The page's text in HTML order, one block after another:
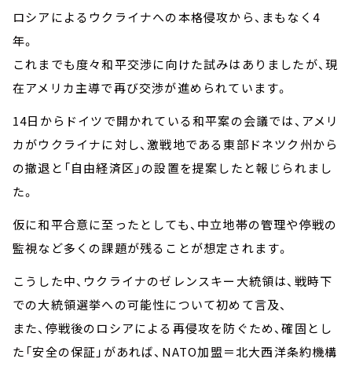
ロシアによるウクライナへの本格侵攻から、まもなく4
年。
これまでも度々和平交渉に向けた試みはありましたが、現
在アメリカ主導で再び交渉が進められています。
14日からドイツで開かれている和平案の会議では、アメリ
カがウクライナに対し、激戦地である東部ドネツク州から
の撤退と「自由経済区」の設置を提案したと報じられまし
た。
仮に和平合意に至ったとしても、中立地帯の管理や停戦の
監視など多くの課題が残ることが想定されます。
こうした中、ウクライナのゼレンスキー大統領は、戦時下
での大統領選挙への可能性について初めて言及、
また、停戦後のロシアによる再侵攻を防ぐため、確固とし
た「安全の保証」があれば、NATO加盟＝北大西洋条約機構